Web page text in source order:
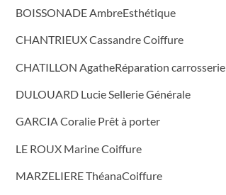
BOISSONADE AmbreEsthétique
CHANTRIEUX Cassandre Coiffure
CHATILLON AgatheRéparation carrosserie
DULOUARD Lucie Sellerie Générale
GARCIA Coralie Prêt à porter
LE ROUX Marine Coiffure
MARZELIERE ThéanaCoiffure